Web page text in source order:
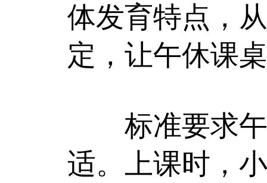
体发育特点，
定，让午休课
标准要求午
适。上课时，